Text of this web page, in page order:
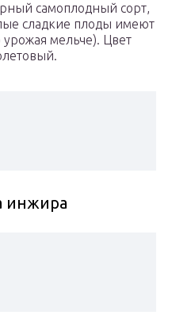
самоплодный сорт,
сладкие плоды имеют
мельче). Цвет
инжира